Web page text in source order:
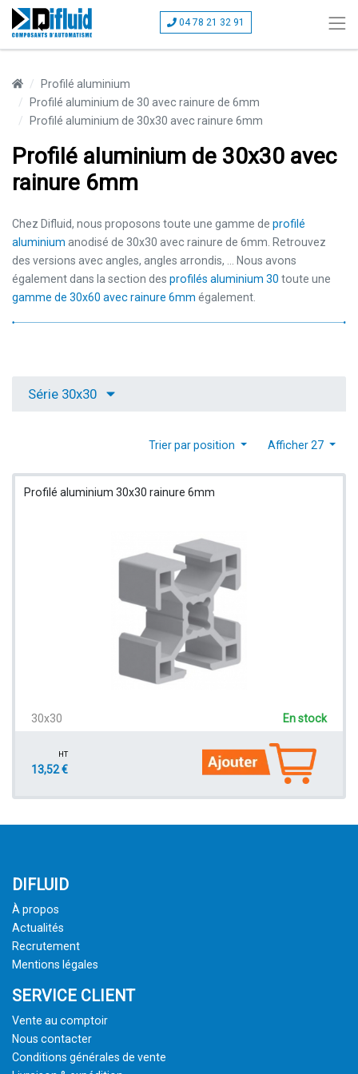
04 78 21 32 91
Profilé aluminium
Profilé aluminium de 30 avec rainure de 6mm
Profilé aluminium de 30x30 avec rainure 6mm
Profilé aluminium de 30x30 avec
rainure 6mm
Chez Difluid, nous proposons toute une gamme de profilé
aluminium anodisé de 30x30 avec rainure de 6mm. Retrouvez
des versions avec angles, angles arrondis, ... Nous avons
également dans la section des profilés aluminium 30 toute une
gamme de 30x60 avec rainure 6mm également.
Série 30x30
Afficher 27
Trier par position
Profilé aluminium 30x30 rainure 6mm
30x30 En stock
HT
13,52 €
DIFLUID
À propos
Actualités
Recrutement
Mentions légales
SERVICE CLIENT
Vente au comptoir
Nous contacter
Conditions générales de vente